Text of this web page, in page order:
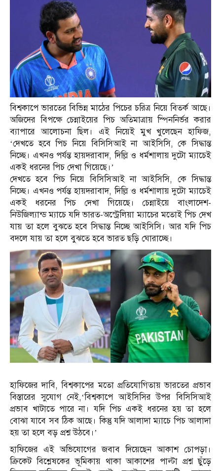
বিশ্বকাপে ভারতের বিভিন্ন মাঠের পিচের চরিত্র নিয়ে বিতর্ক আছে।
অজিদের বিপক্ষে চেন্নাইয়ের পিচ অতিমাত্রায় স্পিননির্ভর করার
ব্যাপারে আলোচনা ছিল। এই নিয়েই মুখ খুলেছেন হাফিজ,
‘দেখতে হবে পিচ নিয়ে বিসিসিআই না আইসিসি, কে সিদ্ধান্ত
নিচ্ছে। এখনও পর্যন্ত হায়দরাবাদ, দিল্লি ও ধর্মশালায় দুটো ম্যাচেই
একই ধরনের পিচ দেখা গিয়েছে।’
দেখতে হবে পিচ নিয়ে বিসিসিআই না আইসিসি, কে সিদ্ধান্ত
নিচ্ছে। এখনও পর্যন্ত হায়দরাবাদ, দিল্লি ও ধর্মশালায় দুটো ম্যাচেই
একই ধরনের পিচ দেখা গিয়েছে। চেন্নাইয়ে বাংলাদেশ-
নিউজিল্যান্ড ম্যাচে যদি ভারত-অস্ট্রেলিয়া ম্যাচের মতোই পিচ দেখ
যায় তা হলে বুঝতে হবে সিদ্ধান্ত নিচ্ছে আইসিসি। আর যদি পিচ
বদলে যায় তা হলে বুঝতে হবে ভারত ছড়ি ঘোরাচ্ছে।
হাফিজের দাবি, বিশ্বকাপের মতো প্রতিযোগিতায় ভারতের প্রভাব
বিস্তারের সুযোগ নেই,‘বিশ্বকাপে আইসিসির উপর বিসিসিআই
প্রভাব খাটাতে পারে না। যদি পিচ একই ধরনের হয় তা হলে
বোঝা যাবে সব ঠিক আছে। কিন্তু যদি আলাদা ম্যাচে পিচ আলাদা
হয় তা হলে বড় প্রশ্ন উঠবে।’
হাফিজের এই অভিযোগের জবাব দিয়েছেন আকাশ চোপড়া।
ক্রিকেট বিশ্লেষকের ভূমিকায় থাকা আকাশের পাল্টা প্রশ্ন ছুঁড়ে